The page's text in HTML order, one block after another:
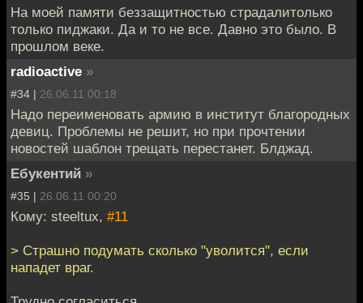
На моей памяти беззащитностью страдалитолько
только пиджаки. Да и то не все. Давно это было. В
прошлом веке.
radioactive »
#34 | 26.06.11 00:18
Надо переименовать армию в институт благородных
девиц. Проблемы не решит, но при прочтении
новостей шаблон трещать перестанет. Блджад.
Ебукентий »
#35 | 26.06.11 00:20
Кому: steeltux, #11
> Страшно подумать сколько "уволится", если
нападет враг.